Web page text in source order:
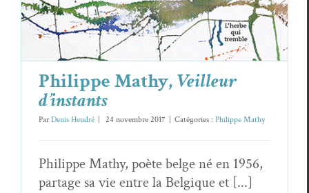
Philippe Mathy,Veilleur
d’instants
ParDenis Heudré 24 novembre 2017 Catégories : Philippe Mathy
Philippe Mathy, poète belge né en 1956,
partage sa vie entre la Belgique et [...]